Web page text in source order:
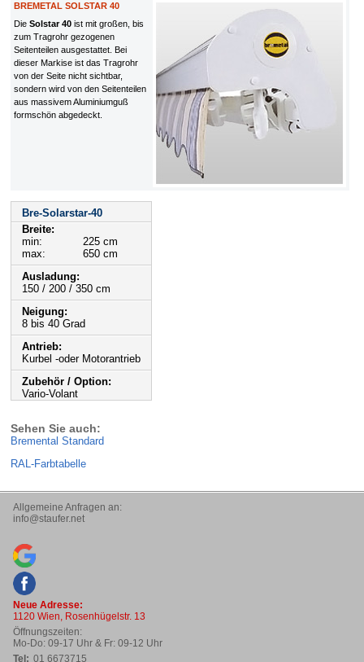
BREMETAL SOLSTAR 40
Die Solstar 40 ist mit großen, bis
zum Tragrohr gezogenen
Seitenteilen ausgestattet. Bei
dieser Markise ist das Tragrohr
von der Seite nicht sichtbar,
sondern wird von den Seitenteilen
aus massivem Aluminiumguß
formschön abgedeckt.
Bre-Solarstar-40
Breite:
min:
225 cm
max:
650 cm
Ausladung:
150 / 200 / 350 cm
Neigung:
8 bis 40 Grad
Antrieb:
Kurbel -oder Motorantrieb
Zubehör / Option:
Vario-Volant
Sehen Sie auch:
Bremental Standard
RAL-Farbtabelle
Allgemeine Anfragen an:
ten.refuats@ofni
Neue Adresse:
1120 Wien, Rosenhügelstr. 13
Öffnungszeiten:
Mo-Do: 09-17 Uhr & Fr: 09-12 Uhr
Tel: 01 6673715